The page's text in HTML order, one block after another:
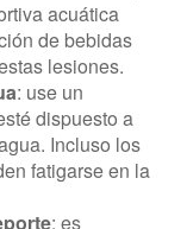
acuática
de bebidas
lesiones.
: use un
dispuesto a
Incluso los
fatigarse en la
: es